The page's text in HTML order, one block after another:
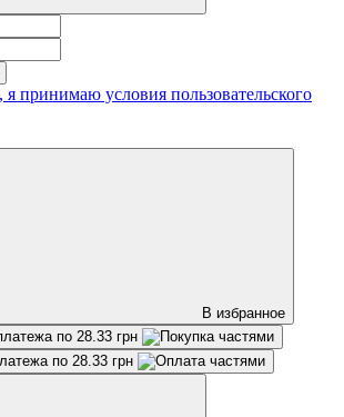
я принимаю условия пользовательского
В избранное
по 28.33 грн
по 28.33 грн